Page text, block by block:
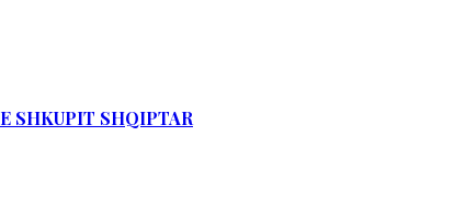
SHKUPIT SHQIPTAR